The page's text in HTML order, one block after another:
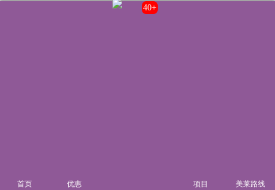
联系我们
首页 优惠
43+
项目 美莱路线